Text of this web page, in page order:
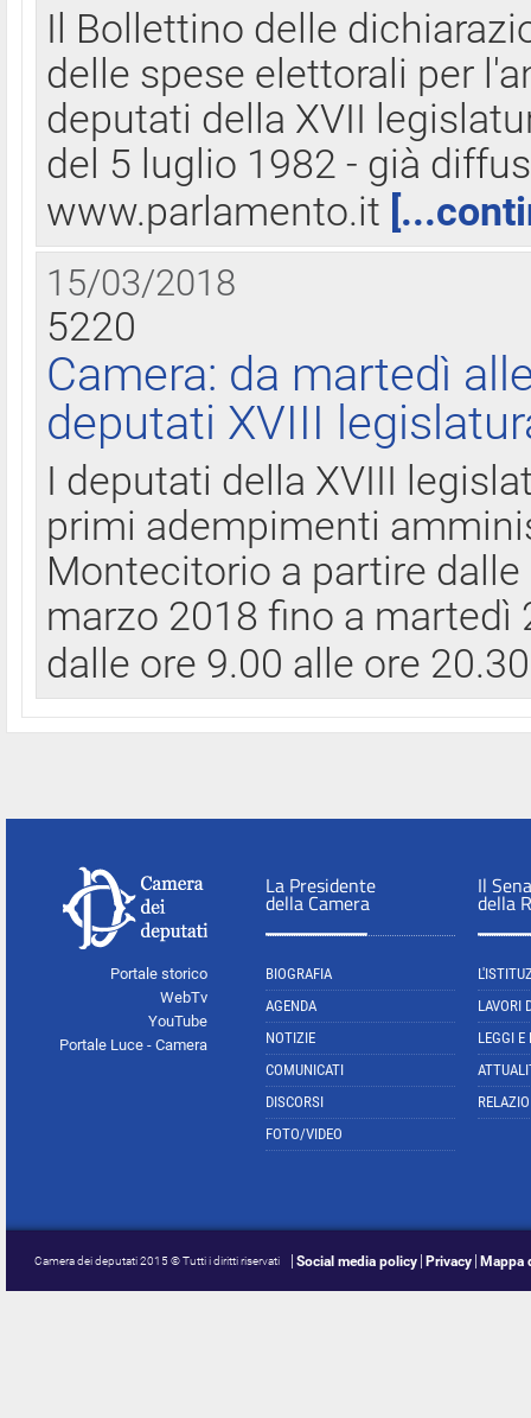
Il Bollettino delle
delle spese elettorali per
deputati della XVII
del 5 luglio 1982 - già
www.parlamento.it
15/03/2018
5220
Camera: da martedì
deputati XVIII
I deputati della XVIII
primi adempimenti
Montecitorio a partire
marzo 2018 fino a
dalle ore 9.00 alle ore
Portale storico
WebTv
YouTube
Portale Luce - Camera
La Presidente
della Camera
BIOGRAFIA
AGENDA
NOTIZIE
COMUNICATI
DISCORSI
FOTO/VIDEO
Il
della
LAVORI
LEGGI E
Camera dei deputati 2015 © Tutti i diritti riservati Social media policy Privacy Mappa